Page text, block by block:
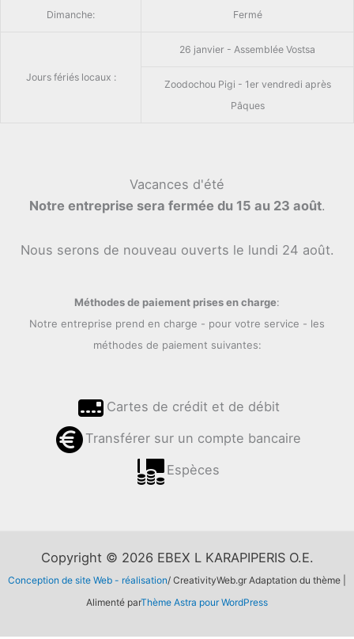
Dimanche: Fermé
Jours fériés locaux :
26 janvier - Assemblée Vostsa
Zoodochou Pigi - 1er vendredi après
Pâques
Vacances d'été
Notre entreprise sera fermée du 15 au 23 août.
Nous serons de nouveau ouverts le lundi 24 août.
Méthodes de paiement prises en charge:
Notre entreprise prend en charge - pour votre service - les
méthodes de paiement suivantes:
Cartes de crédit et de débit
Transférer sur un compte bancaire
Espèces
Copyright © 2026 EBEX L KARAPIPERIS O.E.
Conception de site Web - réalisation/ CreativityWeb.gr Adaptation du thème |
Alimenté parThème Astra pour WordPress